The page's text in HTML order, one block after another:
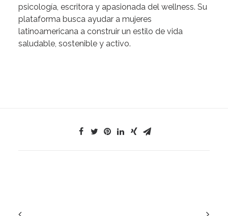
psicología, escritora y apasionada del wellness. Su
plataforma busca ayudar a mujeres
latinoamericana a construir un estilo de vida
saludable, sostenible y activo.